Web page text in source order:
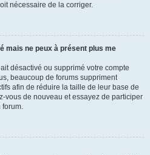
nécessaire de la corriger.
mais ne peux à présent plus me
désactivé ou supprimé votre compte
beaucoup de forums suppriment
afin de réduire la taille de leur base de
vous de nouveau et essayez de participer
forum.